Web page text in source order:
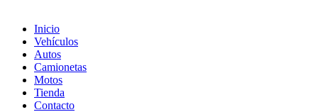
Inicio
Vehículos
Autos
Camionetas
Motos
Tienda
Contacto